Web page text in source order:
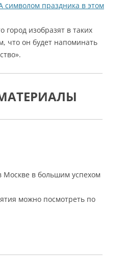
символом праздника в этом
изобразят в таких
что он будет напоминать
Москве в большим успехом
можно посмотреть по